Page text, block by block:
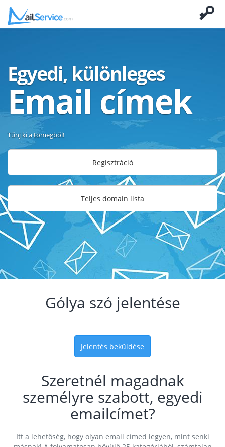
Egyedi, különleges
Email címek
Tűnj ki a tömegből!
Regisztráció
Teljes domain lista
Gólya szó jelentése
Jelentés beküldése
Szeretnél magadnak
személyre szabott, egyedi
emailcímet?
Itt a lehetőség, hogy olyan email címed legyen, mint senki